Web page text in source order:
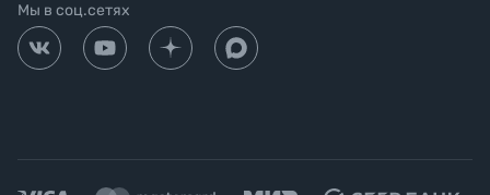
Мы в соц.сетях